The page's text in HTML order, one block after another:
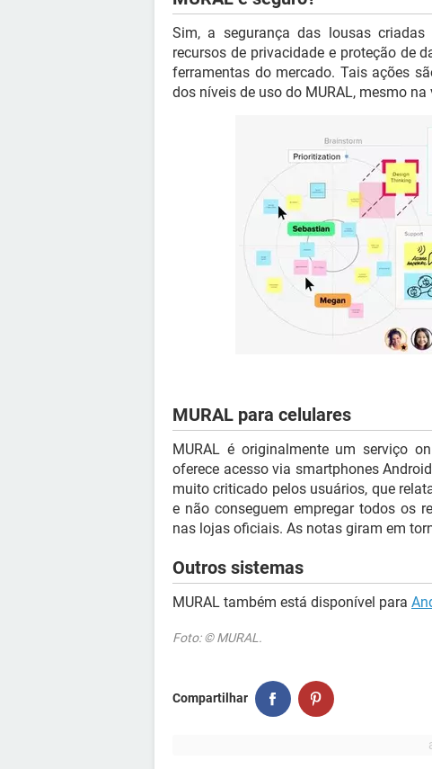
Sim, a segurança das lousas
recursos de privacidade e proteção de
ferramentas do mercado. Tais ações
dos níveis de uso do MURAL, mesmo
MURAL para celulares
MURAL é originalmente um serviço
oferece acesso via smartphones
muito criticado pelos usuários, que
e não conseguem empregar todos os
nas lojas oficiais. As notas giram em
Outros sistemas
MURAL também está disponível para
Foto: © MURAL.
Compartilhar